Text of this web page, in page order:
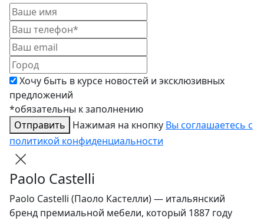
Хочу быть в курсе новостей и эксклюзивных
предложений
*обязательны к заполнению
Отправить
Нажимая на кнопку Вы соглашаетесь с
политикой конфиденциальности
Paolo Castelli
Paolo Castelli (Паоло Кастелли) — итальянский
бренд премиальной мебели, который 1887 году